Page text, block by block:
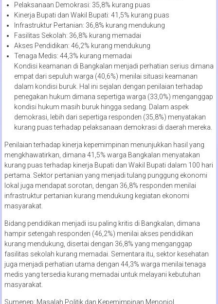
Pelaksanaan Demokrasi: 35,8% kurang puas
Kinerja Bupati dan Wakil Bupati: 41,5% kurang puas
Infrastruktur Pertanian: 36,8% kurang mendukung
Fasilitas Sekolah: 36,8% kurang memadai
Akses Pendidikan: 46,2% kurang mendukung
Tenaga Medis: 44,3% kurang memadai
Kondisi keamanan di Bangkalan menjadi perhatian serius dimana
empat dari sepuluh warga (40,6%) menilai situasi keamanan
dalam kondisi buruk. Hal ini sejalan dengan penilaian terhadap
penegakan hukum dimana sepertiga warga (33,0%) menganggap
kondisi hukum masih buruk hingga sedang. Dalam aspek
demokrasi, lebih dari sepertiga responden (35,8%) menyatakan
kurang puas terhadap pelaksanaan demokrasi di daerah mereka.
Penilaian terhadap kinerja kepemimpinan menunjukkan hasil yang
mengkhawatirkan, dimana 41,5% warga Bangkalan menyatakan
kurang puas terhadap kinerja Bupati dan Wakil Bupati dalam 100 hari
pertama. Sektor pertanian yang menjadi tulang punggung ekonomi
lokal juga mendapat sorotan, dengan 36,8% responden menilai
infrastruktur pertanian kurang mendukung kegiatan ekonomi
masyarakat.
Bidang pendidikan menjadi isu paling kritis di Bangkalan, dimana
hampir setengah responden (46,2%) menilai akses pendidikan
kurang mendukung, disertai dengan 36,8% yang menganggap
fasilitas sekolah kurang memadai. Sementara itu, sektor kesehatan
juga menjadi perhatian utama dengan 44,3% warga menilai tenaga
medis yang tersedia kurang memadai untuk melayani kebutuhan
masyarakat.
Sumenep: Masalah Politik dan Kepemimpinan Menonjol